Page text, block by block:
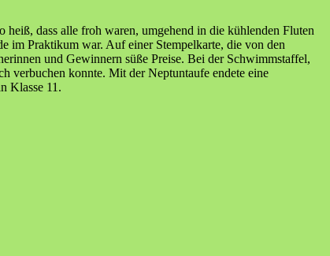
dass alle froh waren, umgehend in die kühlenden Fluten
im Praktikum war. Auf einer Stempelkarte, die von den
und Gewinnern süße Preise. Bei der Schwimmstaffel,
verbuchen konnte. Mit der Neptuntaufe endete eine
Klasse 11.